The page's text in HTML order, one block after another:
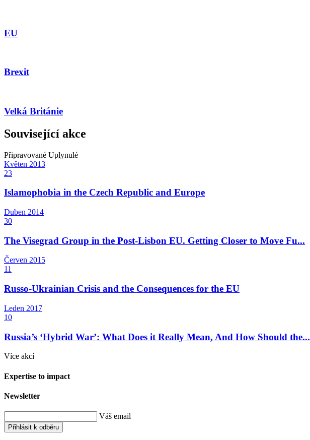
EU
Brexit
Velká Británie
Související akce
Připravované Uplynulé
Květen 2013
23
Islamophobia in the Czech Republic and Europe
Duben 2014
30
The Visegrad Group in the Post-Lisbon EU. Getting Closer to Move Fu...
Červen 2015
11
Russo-Ukrainian Crisis and the Consequences for the EU
Leden 2017
10
Russia’s ‘Hybrid War’: What Does it Really Mean, And How Should the...
Více akcí
Expertise to impact
Newsletter
Váš email
Přihlásit k odběru